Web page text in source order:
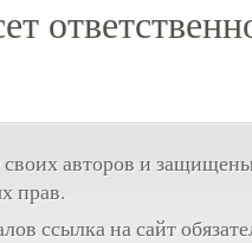
авторов и
прав.
ссылка на сайт